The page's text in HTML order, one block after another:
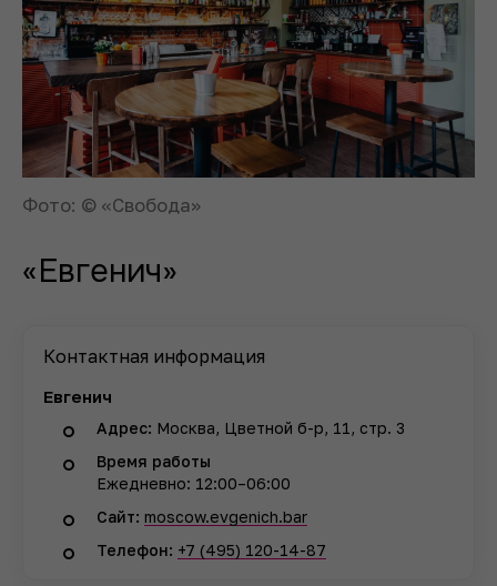
Фото: © «Свобода»
«Евгенич»
Контактная информация
Евгенич
Адрес: Москва, Цветной б-р, 11, стр. 3
Время работы
Ежедневно: 12:00–06:00
Сайт: moscow.evgenich.bar
Телефон: +7 (495) 120-14-87